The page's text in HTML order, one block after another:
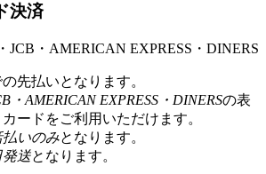
決済
先払いとなります。
・AMERICAN EXPRESS・DINERSの表
ードをご利用いただけます。
いのみとなります。
発送となります。